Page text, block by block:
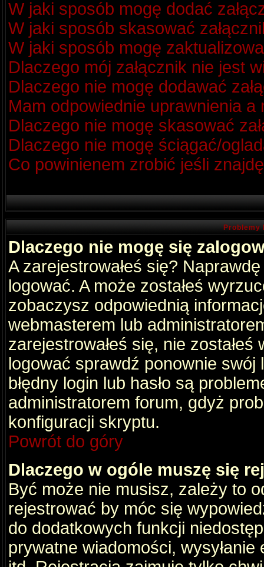
W jaki sposób mogę dodać
W jaki sposób skasować
W jaki sposób mogę
Dlaczego mój załącznik nie jest
Dlaczego nie mogę dodawać
Mam odpowiednie uprawnienia a
Dlaczego nie mogę skasować
Dlaczego nie mogę ściągać/
Co powinienem zrobić jeśli
Problemy
Dlaczego nie mogę się
A zarejestrowałeś się?
logować. A może zostałeś
zobaczysz odpowiednią
webmasterem lub
zarejestrowałeś się, nie
logować sprawdź ponownie swój
błędny login lub hasło są
administratorem forum, gdyż
konfiguracji skryptu.
Powrót do góry
Dlaczego w ogóle muszę się
Być może nie musisz, zależy to
rejestrować by móc się
do dodatkowych funkcji
prywatne wiadomości,